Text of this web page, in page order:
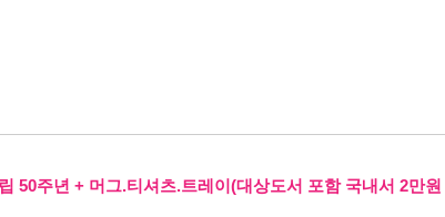
50주년 + 머그.티셔츠.트레이(대상도서 포함 국내서 2만